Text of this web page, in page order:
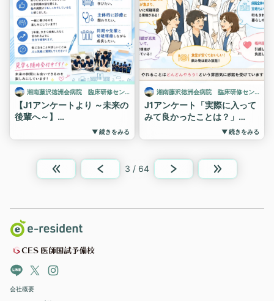
える実践的な教育を続けてい
きます！
#湘南藤沢徳洲会病院
#初期研修
#医学生
#中心静脈カテーテル
#ハンズオンセミナー
などなど、基本から実践まで
幅広く学びました。
「ショック」と一言で言って
も、その背景にはさまざまな
病態が隠れています。適切な
初期評価を行い、病態を見極
めながら迅速に治療へつなげ
る力は、どの診療科に進んで
も欠かせない重要なスキルで
す。
講義中は研修医たちも真剣な
表情で耳を傾け、日々の診療
なりました✨
#ショック診療 #初期研修 #研
場所：東京ビッグサイト
#高知赤十字病院 #研修医
#初期研修 #専門研修 ＃説
明会 #レジナビ東京 #レジ
ナビフェア #病院見学受付
中
湘南藤沢徳洲会病院 臨床研修センター
【J1アンケートより ～未来の
後輩へ～】
J1アンケート、「最後に一
言」をまとめました✨
「平日はしっかり働いて、休
みの日はしっかり休みたい！
床研修期間に救急の急変対応
ができるようになること。」
📝
「思った以上にいいところで
す。大学同期の話を聞くと、
他の病院よりもしっかりして
▼ 続きをみる
湘南藤沢徳洲会病院 臨床研修センター
J1アンケート「実際に入って
みて良かったことは？」
「実際に入職してみて良かっ
たこと」の回答を少しだけご
🗣️ 研修医の声💬
・同期が優しくて、コミュニ
▼ 続きをみる
3 / 64
会社概要